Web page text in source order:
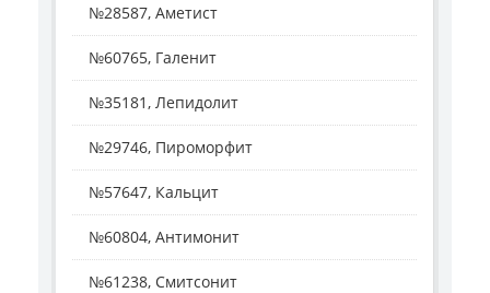
№28587, Аметист
№60765, Галенит
№35181, Лепидолит
№29746, Пироморфит
№57647, Кальцит
№60804, Антимонит
№61238, Смитсонит